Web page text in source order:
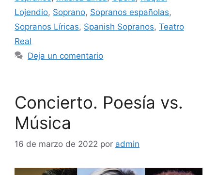
Lojendio, Soprano, Sopranos españolas,
Sopranos Líricas, Spanish Sopranos, Teatro
Real
Deja un comentario
Concierto. Poesía vs.
Música
16 de marzo de 2022 por admin